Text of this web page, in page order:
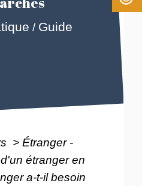
/ Guide
> Étranger -
étranger en
a-t-il besoin